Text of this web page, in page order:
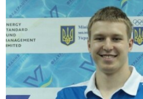
пошуку
ВСЕ ЗА ДЕНЬ
СПЕЦПРОЕКТИ
ДЕПОРТАЦІЯ
ВІДЕОУРОКИ «ELIFBE»
СВІДЧЕННЯ ОКУПАЦІЇ
ЯК ОБІЙТИ БЛОКУВАННЯ
Русский
Qırımtatar